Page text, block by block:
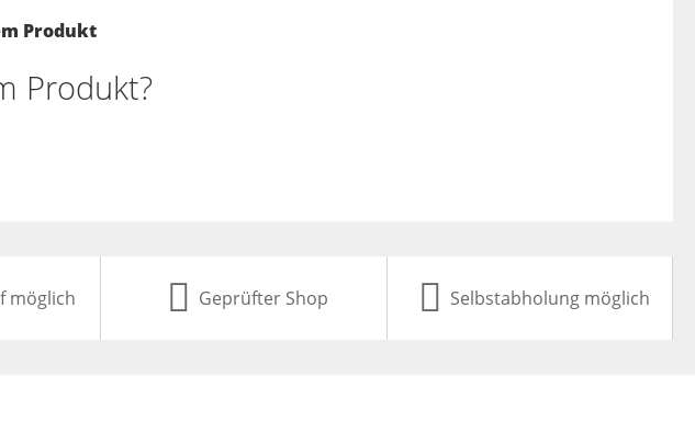
Produkt
Produkt?
möglich Geprüfter Shop Selbstabholung möglich